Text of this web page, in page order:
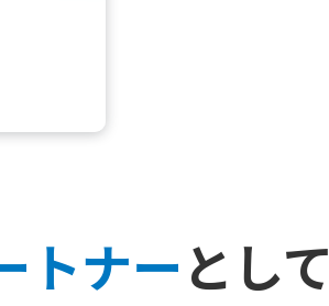
トナー として